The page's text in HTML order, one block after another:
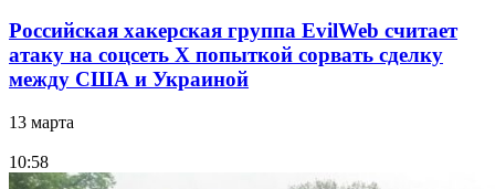
Российская хакерская группа EvilWeb считает
атаку на соцсеть Х попыткой сорвать сделку
между США и Украиной
13 марта
10:58